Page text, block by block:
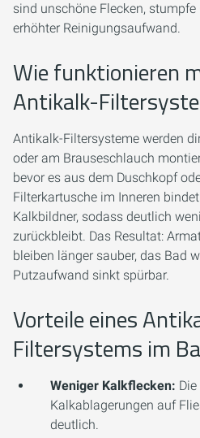
sind unschöne Flecken,
erhöhter Reinigungsaufwand.
Wie funktionieren
Antikalk-
Antikalk-Filtersysteme werden
oder am Brauseschlauch
bevor es aus dem Duschkopf
Filterkartusche im Inneren
Kalkbildner, sodass deutlich
zurückbleibt. Das Resultat:
bleiben länger sauber, das Bad
Putzaufwand sinkt spürbar.
Vorteile eines
Filtersystems im
Weniger Kalkflecken:
Kalkablagerungen auf
deutlich.